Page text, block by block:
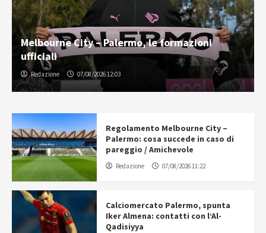
Melbourne City – Palermo, la diretta testuale
del match / LIVE
Gabriele Cavallaro 07/08/2026 12:12
Regolamento Melbourne City –
Palermo: cosa succede in caso di
pareggio / Amichevole
Redazione 07/08/2026 11:22
Calciomercato Palermo, spunta
Iker Almena: contatti con l’Al-
Qadisiyya